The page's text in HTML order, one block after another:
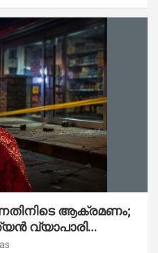
ആക്രമണം;
വ്യാപാരി